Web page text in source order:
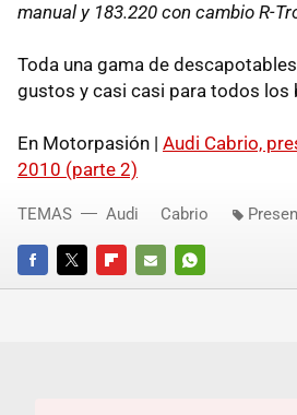
manual y 183.220 con cambio R-
Toda una gama de
gustos y casi casi para todos los
En Motorpasión | Audi Cabrio,
2010 (parte 2)
FACEBOOKTWITTERFLIPBOARD
E-
WHATSAPP
TEMAS Audi Cabrio